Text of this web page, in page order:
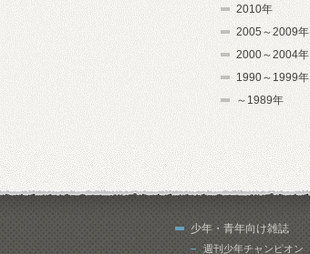
2010年
2005～2009年
2000～2004年
1990～1999年
～1989年
少年・青年向け雑誌
週刊少年チャンピオン